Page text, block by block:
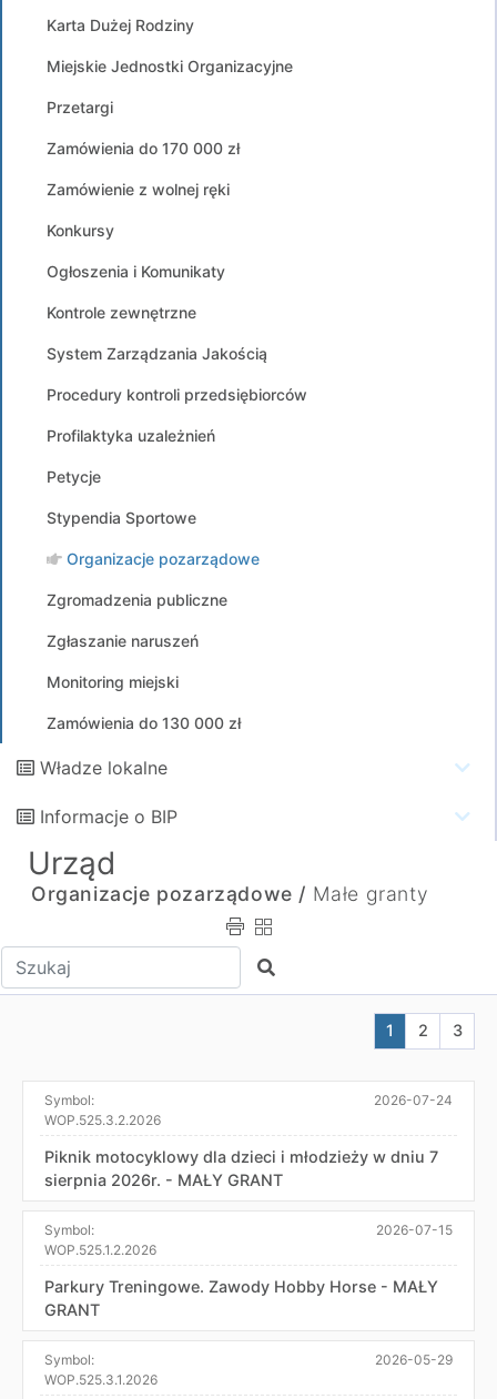
Karta Dużej Rodziny
Miejskie Jednostki Organizacyjne
Przetargi
Zamówienia do 170 000 zł
Zamówienie z wolnej ręki
Konkursy
Ogłoszenia i Komunikaty
Kontrole zewnętrzne
System Zarządzania Jakością
Procedury kontroli przedsiębiorców
Profilaktyka uzależnień
Petycje
Stypendia Sportowe
Organizacje pozarządowe
Zgromadzenia publiczne
Zgłaszanie naruszeń
Monitoring miejski
Zamówienia do 130 000 zł
Władze lokalne
Informacje o BIP
Urząd
Organizacje pozarządowe / Małe granty
Wpisz tekst do wyszukania Szukaj
Aktualna
1 Przejdź
2 3
Symbol:
WOP.525.3.2.2026
2026-07-24
Piknik motocyklowy dla dzieci i młodzieży w dniu 7
sierpnia 2026r. - MAŁY GRANT
Symbol:
WOP.525.1.2.2026
2026-07-15
Parkury Treningowe. Zawody Hobby Horse - MAŁY
GRANT
Symbol:
WOP.525.3.1.2026
2026-05-29